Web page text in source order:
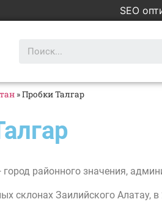
SEO
»Пробки Талгар
районного значения,
склонах Заилийского Алатау,